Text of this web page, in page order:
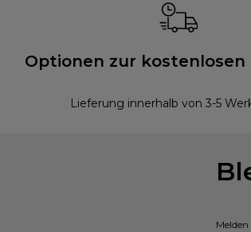
Optionen zur
Lieferung innerhalb von 3-5